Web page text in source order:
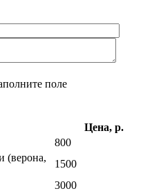
поле
Цена, р.
800
(верона,
1500
3000